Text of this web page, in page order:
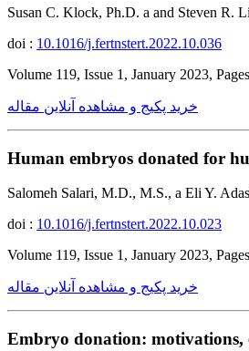
Susan C. Klock, Ph.D. a and Steven R.
doi : 10.1016/j.fertnstert.2022.10.036
Volume 119, Issue 1, January 2023,
خرید پکیج و مشاهده آنلاین مقاله
Human embryos donated for
Salomeh Salari, M.D., M.S., a Eli Y.
doi : 10.1016/j.fertnstert.2022.10.023
Volume 119, Issue 1, January 2023,
خرید پکیج و مشاهده آنلاین مقاله
Embryo donation: motivations,